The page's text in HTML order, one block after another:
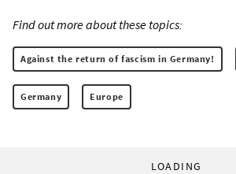
Find out more about these topics:
Against the return of fascism in Germany!
Germany Europe
LOADING